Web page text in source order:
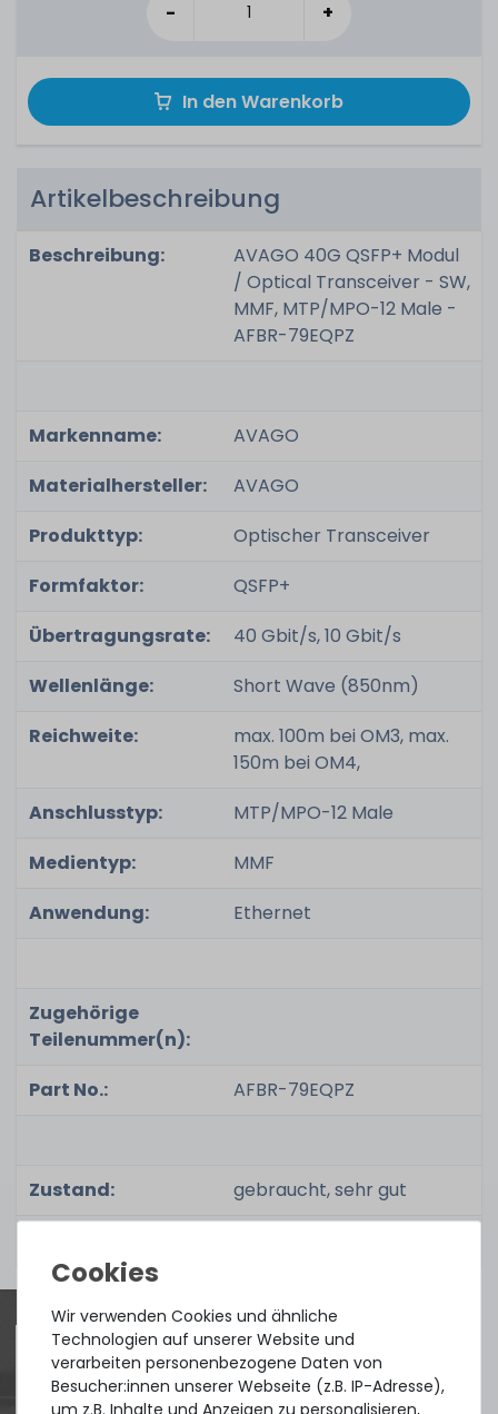
- +
In den Warenkorb
Artikelbeschreibung
Beschreibung:
AVAGO 40G QSFP+ Modul
/ Optical Transceiver - SW,
MMF, MTP/MPO-12 Male -
AFBR-79EQPZ
Markenname:
AVAGO
Materialhersteller:
AVAGO
Produkttyp:
Optischer Transceiver
Formfaktor:
QSFP+
Übertragungsrate:
40 Gbit/s, 10 Gbit/s
Wellenlänge:
Short Wave (850nm)
Reichweite:
max. 100m bei OM3, max.
150m bei OM4,
Anschlusstyp:
MTP/MPO-12 Male
Medientyp:
MMF
Anwendung:
Ethernet
Zugehörige
Teilenummer(n):
Part No.:
AFBR-79EQPZ
Zustand:
gebraucht, sehr gut
Quick shipment for heavy-weigth servers
Wir verwenden Cookies und ähnliche
Technologien auf unserer Website und
verarbeiten personenbezogene Daten von
Besucher:innen unserer Webseite (z.B. IP-Adresse),
um z.B. Inhalte und Anzeigen zu personalisieren,